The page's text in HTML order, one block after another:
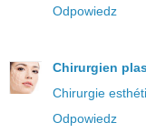
Odpowiedz
Chirurgien
Chirurgie
Odpowiedz